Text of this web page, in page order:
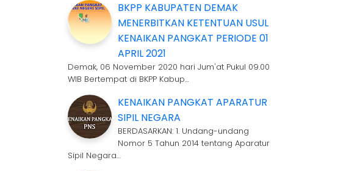
BKPP KABUPATEN DEMAK
MENERBITKAN KETENTUAN USUL
KENAIKAN PANGKAT PERIODE 01
APRIL 2021
Demak, 06 November 2020 hari Jum'at Pukul 09.00
WIB Bertempat di BKPP Kabup…
KENAIKAN PANGKAT APARATUR
SIPIL NEGARA
BERDASARKAN: 1. Undang-undang
Nomor 5 Tahun 2014 tentang Aparatur
Sipil Negara…